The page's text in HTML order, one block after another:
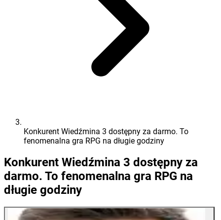
Konkurent Wiedźmina 3 dostępny za darmo. To
fenomenalna gra RPG na długie godziny
Konkurent Wiedźmina 3 dostępny za
darmo. To fenomenalna gra RPG na
długie godziny